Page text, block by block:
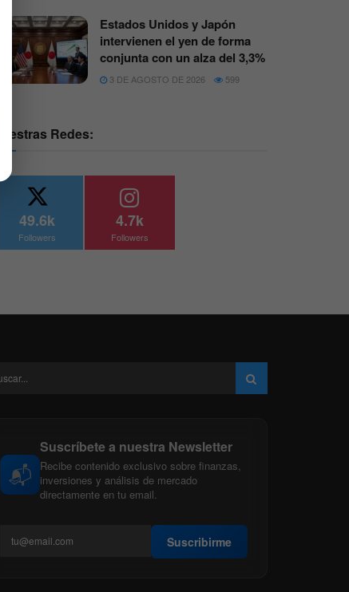
Estados Unidos y Japón
intervienen el yen de forma
conjunta con un alza del 3,3%
3 DE AGOSTO DE 2026 599
Nuestras Redes:
49.6k
Followers
4.7k
Followers
📬
Suscríbete a nuestra Newsletter
Recibe contenido exclusivo sobre finanzas,
inversiones y análisis de mercado
directamente en tu email.
Suscribirme